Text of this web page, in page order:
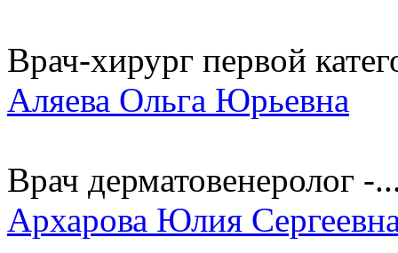
Врач-хирург первой
Аляева Ольга Юрьевна
Врач дерматовенеролог -
Архарова Юлия